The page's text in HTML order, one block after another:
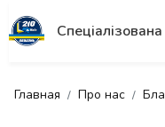
Главная Про нас